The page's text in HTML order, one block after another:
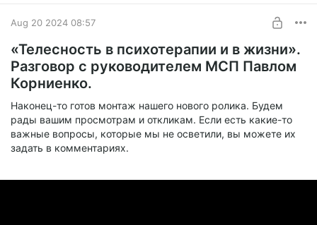
Aug 20 2024 08:57
«Телесность в психотерапии и в жизни».
Разговор с руководителем МСП Павлом
Корниенко.
Наконец-то готов монтаж нашего нового ролика. Будем
рады вашим просмотрам и откликам. Если есть какие-то
важные вопросы, которые мы не осветили, вы можете их
задать в комментариях.